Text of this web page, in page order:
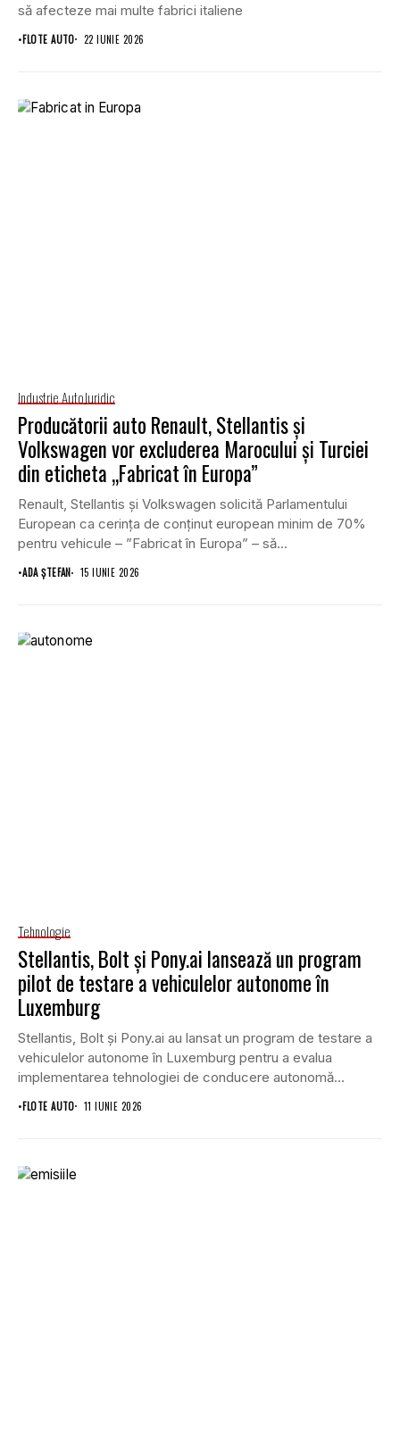
să afecteze mai multe fabrici italiene
•FLOTE AUTO 22 IUNIE 2026
Industrie AutoJuridic
Producătorii auto Renault, Stellantis și
Volkswagen vor excluderea Marocului și Turciei
din eticheta „Fabricat în Europa”
Renault, Stellantis și Volkswagen solicită Parlamentului
European ca cerința de conținut european minim de 70%
pentru vehicule – ”Fabricat în Europa” – să...
•ADA ȘTEFAN 15 IUNIE 2026
Tehnologie
Stellantis, Bolt și Pony.ai lansează un program
pilot de testare a vehiculelor autonome în
Luxemburg
Stellantis, Bolt și Pony.ai au lansat un program de testare a
vehiculelor autonome în Luxemburg pentru a evalua
implementarea tehnologiei de conducere autonomă...
•FLOTE AUTO 11 IUNIE 2026